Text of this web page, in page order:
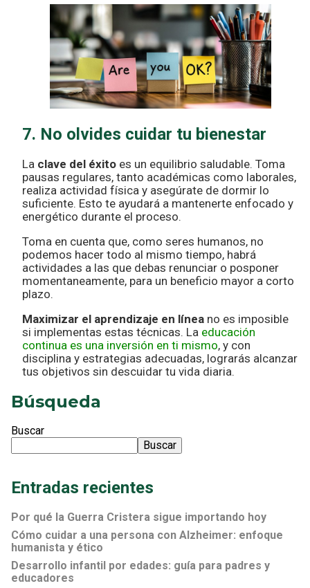
7. No olvides cuidar tu bienestar
La clave del éxito es un equilibrio saludable. Toma
pausas regulares, tanto académicas como laborales,
realiza actividad física y asegúrate de dormir lo
suficiente. Esto te ayudará a mantenerte enfocado y
energético durante el proceso.
Toma en cuenta que, como seres humanos, no
podemos hacer todo al mismo tiempo, habrá
actividades a las que debas renunciar o posponer
momentaneamente, para un beneficio mayor a corto
plazo.
Maximizar el aprendizaje en línea no es imposible
si implementas estas técnicas. La educación
continua es una inversión en ti mismo, y con
disciplina y estrategias adecuadas, lograrás alcanzar
tus objetivos sin descuidar tu vida diaria.
Búsqueda
Buscar
Buscar
Entradas recientes
Por qué la Guerra Cristera sigue importando hoy
Cómo cuidar a una persona con Alzheimer: enfoque
humanista y ético
Desarrollo infantil por edades: guía para padres y
educadores